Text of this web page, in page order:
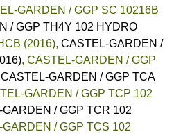
GARDEN / GGP SC 10216B
/ GGP TH4Y 102 HYDRO
(2016), CASTEL-GARDEN /
, CASTEL-GARDEN / GGP
CASTEL-GARDEN / GGP TCA
GARDEN / GGP TCP 102
/ GGP TCR 102
/ GGP TCS 102